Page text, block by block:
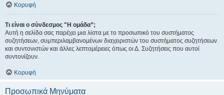
Κορυφή
Τι είναι ο σύνδεσμος "Η ομάδα”;
Αυτή η σελίδα σας παρέχει μια λίστα με το προσωπικό του συστήματος
συζητήσεων, συμπεριλαμβανομένων διαχειριστών του συστήματος συζητήσεων
και συντονιστών και άλλες λεπτομέρειες όπως οι Δ. Συζητήσεις που αυτοί
συντονίζουν.
Κορυφή
Προσωπικά Μηνύματα